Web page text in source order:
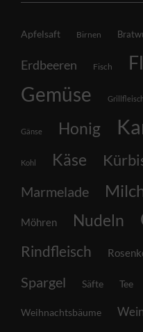
Apfelsaft Birnen
Erdbeeren Fisch
Gemüse
Gänse Honig
Kohl Käse
Marmelade
Möhren Nudeln
Rindfleisch
Spargel Säfte Tee
Weihnachtsbäume